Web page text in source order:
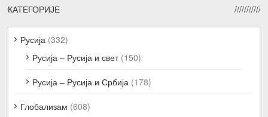
КАТЕГОРИЈЕ
Русија (332)
Русија – Русија и свет(150)
Русија – Русија и Србија (178)
Глобализам (608)